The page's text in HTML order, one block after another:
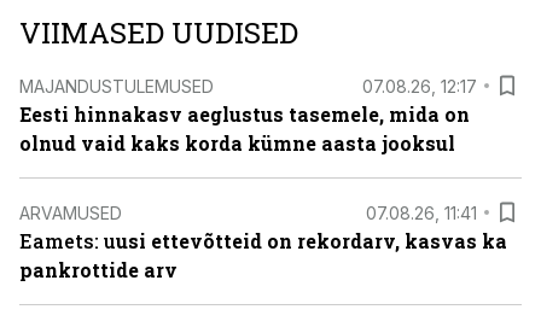
VIIMASED UUDISED
MAJANDUSTULEMUSED 07.08.26, 12:17
Eesti hinnakasv aeglustus tasemele, mida on
olnud vaid kaks korda kümne aasta jooksul
ARVAMUSED 07.08.26, 11:41
Eamets: uusi ettevõtteid on rekordarv, kasvas ka
pankrottide arv